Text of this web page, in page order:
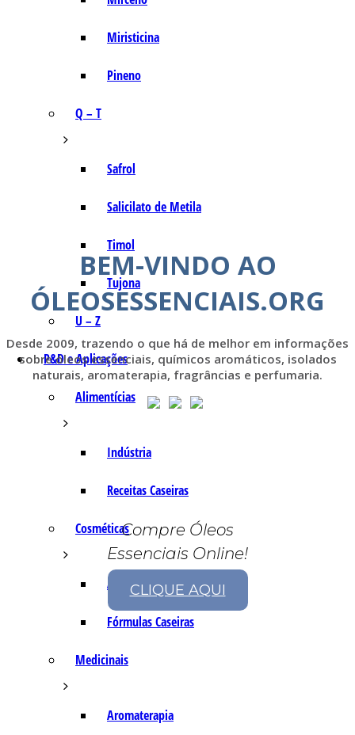
Miristicina
Pineno
Q – T
Safrol
Salicilato de Metila
Timol
Tujona
U – Z
P&D e Aplicações
Alimentícias
Indústria
Receitas Caseiras
Cosméticas
Aromaterapia
Fórmulas Caseiras
Medicinais
Aromaterapia
BEM-VINDO AO
ÓLEOSESSENCIAIS.ORG
Desde 2009, trazendo o que há de melhor em informações
sobre óleos essenciais, químicos aromáticos, isolados
naturais, aromaterapia, fragrâncias e perfumaria.
Compre Óleos
Essenciais Online!
CLIQUE AQUI